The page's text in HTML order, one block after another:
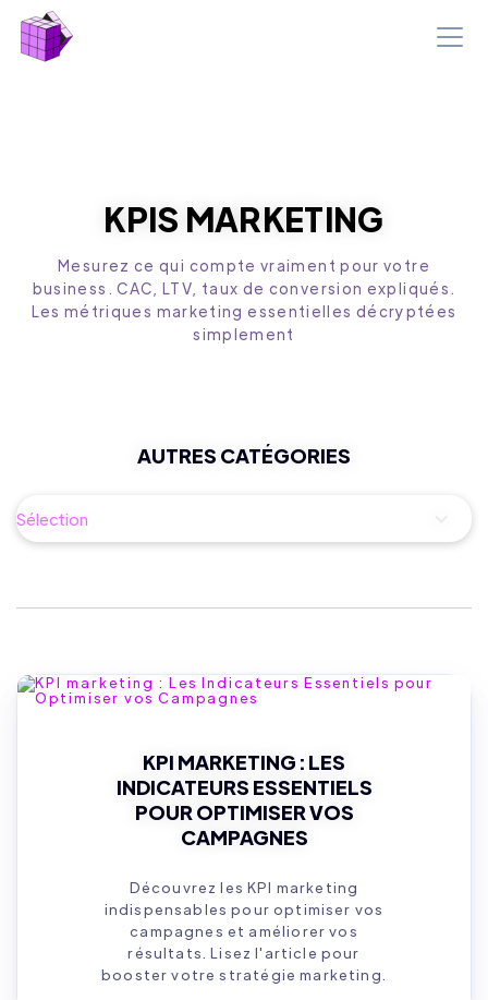
KPIS MARKETING
Mesurez ce qui compte vraiment pour votre
business. CAC, LTV, taux de conversion expliqués.
Les métriques marketing essentielles décryptées
simplement
AUTRES CATÉGORIES
Sélection
KPI MARKETING : LES
INDICATEURS ESSENTIELS
POUR OPTIMISER VOS
CAMPAGNES
Découvrez les KPI marketing
indispensables pour optimiser vos
campagnes et améliorer vos
résultats. Lisez l'article pour
booster votre stratégie marketing.